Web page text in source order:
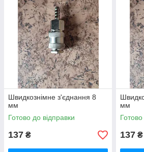
Швидкознімне з'єднання 8
мм
Готово до відправки
137 ₴
мм
137 ₴